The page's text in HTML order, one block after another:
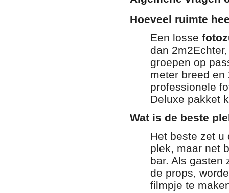
Hoeveel ruimte
Een losse
dan
groepen op
meter breed
professionele
Deluxe pakket
Wat is de beste
Het beste zet
plek, maar net
bar. Als gasten
de props,
filmpje te